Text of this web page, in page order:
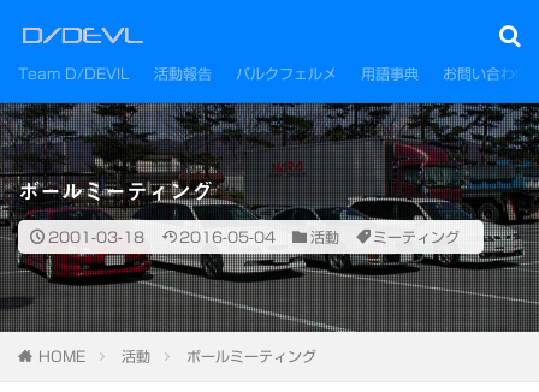
Team D/DEVIL 活動報告 パルクフェルメ 用語事典 お問い合わせ
ボールミーティング
2001-03-18 2016-05-04 活動 ミーティング
HOME 活動 ボールミーティング